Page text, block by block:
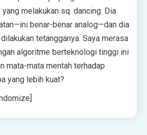
yang melakukan sq. dancing. Dia
benar-benar analog—dan dia
tetangganya. Saya merasa
algoritme berteknologi tinggi ini
mata-mata mentah terhadap
yang lebih kuat?